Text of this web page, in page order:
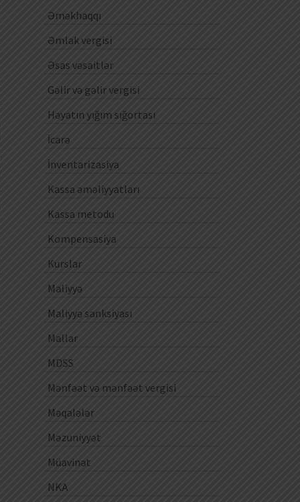
Əməkhaqqı
Əmlak vergisi
Əsas vəsaitlər
Gəlir və gəlir vergisi
Həyatın yığım sığortası
İcarə
İnventarizasiya
Kassa əməliyyatları
Kassa metodu
Kompensasiya
Kurslar
Maliyyə
Maliyyə sanksiyası
Mallar
MDSS
Mənfəət və mənfəət vergisi
Məqalələr
Məzuniyyət
Müavinət
NKA